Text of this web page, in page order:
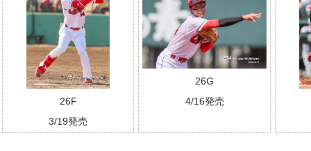
26F
3/19発売
26G
4/16発売